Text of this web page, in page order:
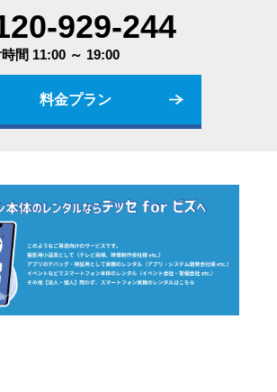
929-244
間 11:00 ～ 19:00
料金プラン